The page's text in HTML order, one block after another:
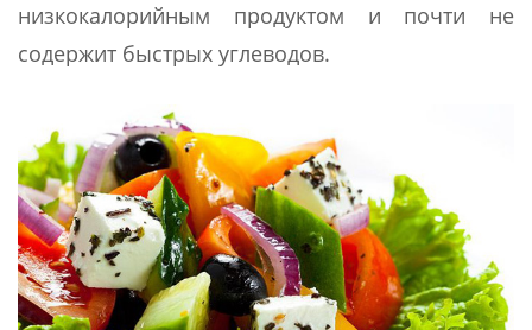
низкокалорийным продуктом и почти не
содержит быстрых углеводов.